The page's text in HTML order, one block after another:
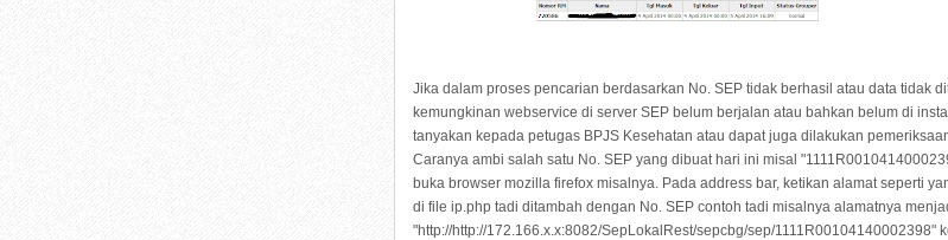
Jika dalam proses pencarian berdasarkan No. SEP tidak berhasil atau data tidak
kemungkinan webservice di server SEP belum berjalan atau bahkan belum di
tanyakan kepada petugas BPJS Kesehatan atau dapat juga dilakukan
Caranya ambi salah satu No. SEP yang dibuat hari ini misal
buka browser mozilla firefox misalnya. Pada address bar, ketikan alamat seperti
di file ip.php tadi ditambah dengan No. SEP contoh tadi misalnya alamatnya
"http://http://172.166.x.x:8082/SepLokalRest/sepcbg/sep/1111R00104140002398"